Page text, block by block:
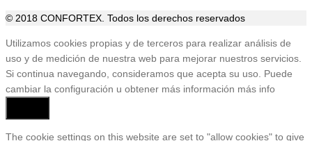
FacebookTwitter Pinterest
LinkedIn
© 2018 CONFORTEX. Todos los derechos reservados
Ir
a
Tienda
Utilizamos cookies propias y de terceros para realizar análisis de
uso y de medición de nuestra web para mejorar nuestros servicios.
Si continua navegando, consideramos que acepta su uso. Puede
cambiar la configuración u obtener más información más info
The cookie settings on this website are set to "allow cookies" to give